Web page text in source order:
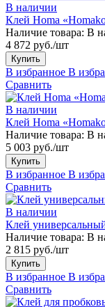
В наличии
Клей Homa
Наличие товара: В
4 872 руб./шт
Купить
В избранное В
Сравнить
В наличии
Клей Homa
Наличие товара: В
5 003 руб./шт
Купить
В избранное В
Сравнить
В наличии
Клей
Наличие товара: В
2 815 руб./шт
Купить
В избранное В
Сравнить